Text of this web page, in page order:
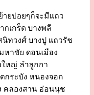
ยบ่อยๆก็จะมีแถว
เกร็ด บางพลี
ทวงศ์ บางปู แถวรัช
หาชัย ดอนเมือง
ใหญ่ ลำลูกกา
กระบัง หนองจอก
คลองสาน อ่อนนุช